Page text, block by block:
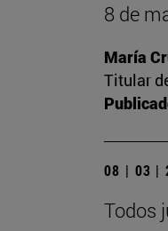
8 de
María
Titular
08 | 03 |
Todos